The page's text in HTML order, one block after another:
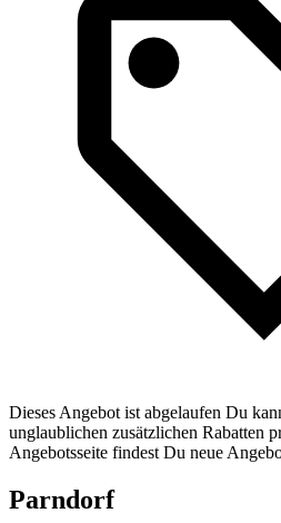
Dieses Angebot ist abgelaufen Du
unglaublichen zusätzlichen Rabatten
Angebotsseite findest Du neue
Parndorf